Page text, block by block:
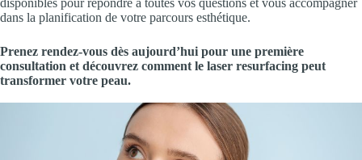
dans la planification de votre parcours esthétique.
Prenez rendez-vous dès aujourd’hui pour une première
consultation et découvrez comment le laser resurfacing peut
transformer votre peau.